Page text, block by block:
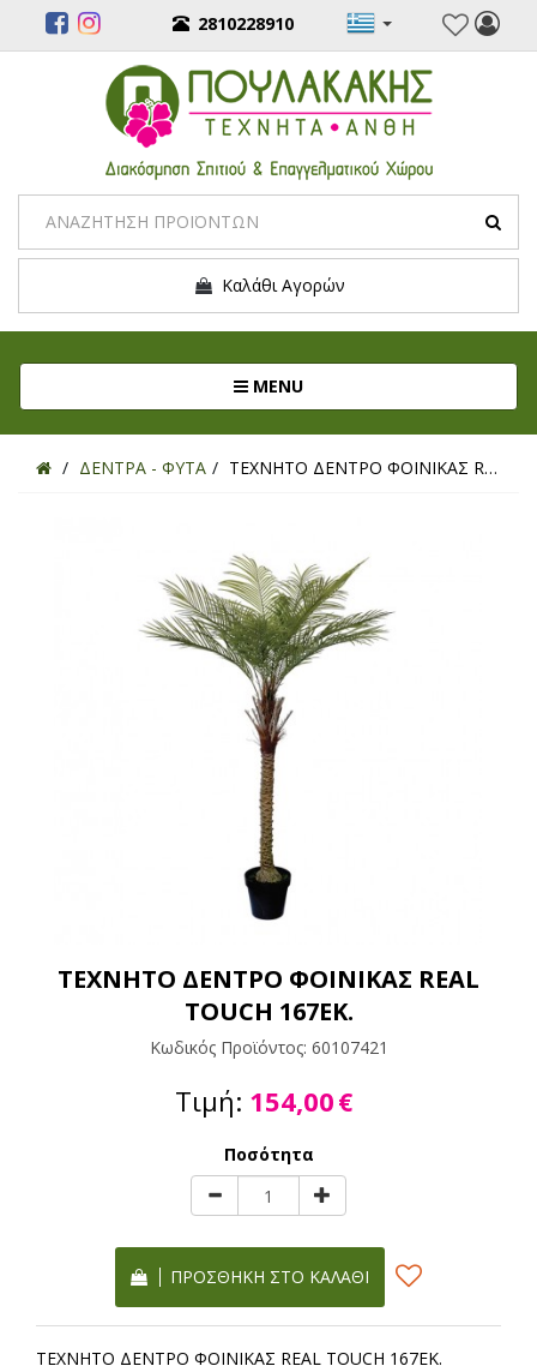
2810228910
Καλάθι Αγορών
MENUToggle navigation
ΔΕΝΤΡΑ - ΦΥΤΑ ΤΕΧΝΗΤΟ ΔΕΝΤΡΟ ΦΟΙΝΙΚΑΣ REAL TOUCH 167ΕΚ.
ΤΕΧΝΗΤΟ ΔΕΝΤΡΟ ΦΟΙΝΙΚΑΣ REAL
TOUCH 167ΕΚ.
Κωδικός Προϊόντος: 60107421
Τιμή: 154,00€
Ποσότητα
ΠΡΟΣΘΉΚΗ ΣΤΟ ΚΑΛΆΘΙ
ΤΕΧΝΗΤΟ ΔΕΝΤΡΟ ΦΟΙΝΙΚΑΣ REAL TOUCH 167ΕΚ.